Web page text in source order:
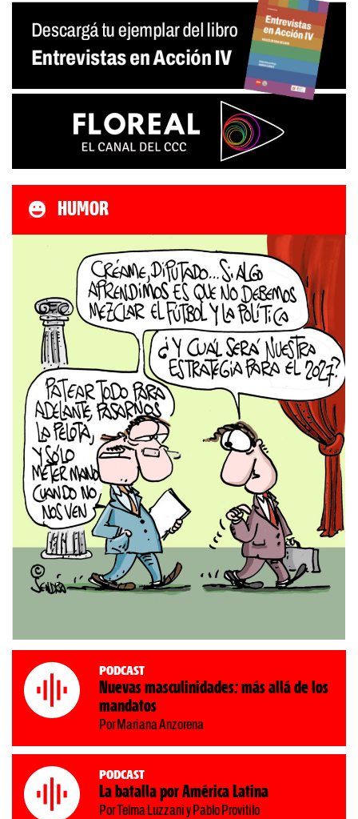
HUMOR
Podcast
Nuevas masculinidades: más allá de los
mandatos
Por Mariana Anzorena
Podcast
La batalla por América Latina
Por Telma Luzzani y Pablo Provitilo